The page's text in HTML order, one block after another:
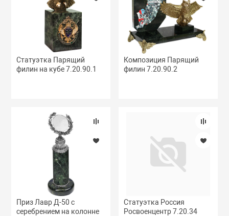
ЛИТЬЕМ
Статуэтка Парящий
филин на кубе 7.20.90.1
Композиция Парящий
филин 7.20.90.2
Приз Лавр Д-50 с
серебрением на колонне
Статуэтка Россия
Росвоенцентр 7.20.34